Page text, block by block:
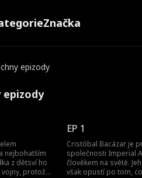
Značka
epizody
epizody
nejbohatším
z dětsví ho
protože
EP 1
Cristóbal Bacázar je
společnosti Imperial
člověkem na světě.
však opustí po tom,